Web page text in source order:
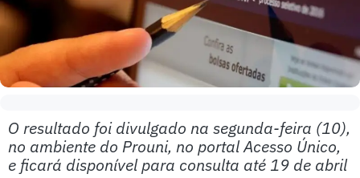
O resultado foi divulgado na segunda-feira (10),
no ambiente do Prouni, no portal Acesso Único,
e ficará disponível para consulta até 19 de abril